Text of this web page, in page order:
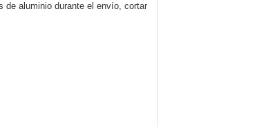
de aluminio durante el envío, cortar